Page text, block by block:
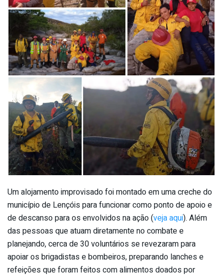
Um alojamento improvisado foi montado em uma creche do
município de Lençóis para funcionar como ponto de apoio e
de descanso para os envolvidos na ação (veja aqui). Além
das pessoas que atuam diretamente no combate e
planejando, cerca de 30 voluntários se revezaram para
apoiar os brigadistas e bombeiros, preparando lanches e
refeições que foram feitos com alimentos doados por